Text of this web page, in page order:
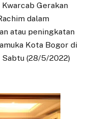
Gerakan
dalam
atau peningkatan
Kota Bogor di
Sabtu (28/5/2022)